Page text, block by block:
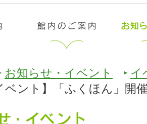
お知らせ・イベント
イ
ベント】「ふくほん」開